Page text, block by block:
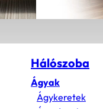
Hálószoba
Ágyak
Ágykeretek